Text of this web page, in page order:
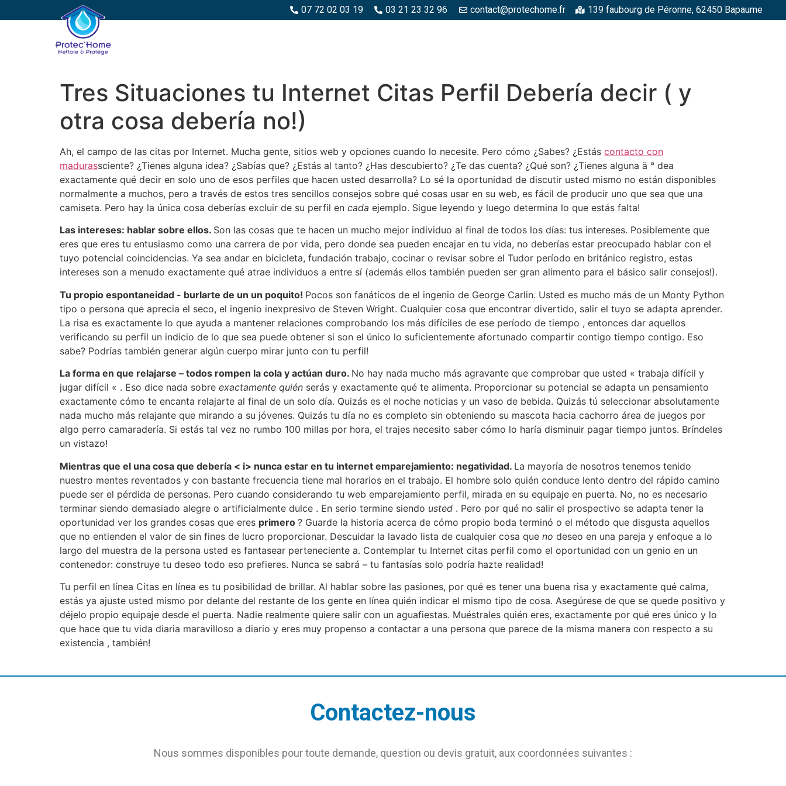
07 72 02 03 19 03 21 23 32 96 contact@protechome.fr 139 faubourg de Péronne, 62450 Bapaume
Tres Situaciones tu Internet Citas Perfil Debería decir ( y
otra cosa debería no!)
Ah, el campo de las citas por Internet. Mucha gente, sitios web y opciones cuando lo necesite. Pero cómo ¿Sabes? ¿Estás contacto con
madurassciente? ¿Tienes alguna idea? ¿Sabías que? ¿Estás al tanto? ¿Has descubierto? ¿Te das cuenta? ¿Qué son? ¿Tienes alguna ä ° dea
exactamente qué decir en solo uno de esos perfiles que hacen usted desarrolla? Lo sé la oportunidad de discutir usted mismo no están disponibles
normalmente a muchos, pero a través de estos tres sencillos consejos sobre qué cosas usar en su web, es fácil de producir uno que sea que una
camiseta. Pero hay la única cosa deberías excluir de su perfil en cada ejemplo. Sigue leyendo y luego determina lo que estás falta!
Las intereses: hablar sobre ellos. Son las cosas que te hacen un mucho mejor individuo al final de todos los días: tus intereses. Posiblemente que
eres que eres tu entusiasmo como una carrera de por vida, pero donde sea pueden encajar en tu vida, no deberías estar preocupado hablar con el
tuyo potencial coincidencias. Ya sea andar en bicicleta, fundación trabajo, cocinar o revisar sobre el Tudor período en británico registro, estas
intereses son a menudo exactamente qué atrae individuos a entre sí (además ellos también pueden ser gran alimento para el básico salir consejos!).
Tu propio espontaneidad ​​- burlarte de un un poquito! Pocos son fanáticos de el ingenio de George Carlin. Usted es mucho más de un Monty Python
tipo o persona que aprecia el seco, el ingenio inexpresivo de Steven Wright. Cualquier cosa que encontrar divertido, salir el tuyo se adapta aprender.
La risa es exactamente lo que ayuda a mantener relaciones comprobando los más difíciles de ese período de tiempo , entonces dar aquellos
verificando su perfil un indicio de lo que sea puede obtener si son el único lo suficientemente afortunado compartir contigo tiempo contigo. Eso
sabe? Podrías también generar algún cuerpo mirar junto con tu perfil!
La forma en que relajarse – todos rompen la cola y actúan duro. No hay nada mucho más agravante que comprobar que usted « trabaja difícil y
jugar difícil « . Eso dice nada sobre exactamente quién serás y exactamente qué te alimenta. Proporcionar su potencial se adapta un pensamiento
exactamente cómo te encanta relajarte al final de un solo día. Quizás es el noche noticias y un vaso de bebida. Quizás tú seleccionar absolutamente
nada mucho más relajante que mirando a su jóvenes. Quizás tu día no es completo sin obteniendo su mascota hacia cachorro área de juegos por
algo perro camaradería. Si estás tal vez no rumbo 100 millas por hora, el trajes necesito saber cómo lo haría disminuir pagar tiempo juntos. Bríndeles
un vistazo!
Mientras que el una cosa que debería < i> nunca estar en tu internet emparejamiento: negatividad. La mayoría de nosotros tenemos tenido
nuestro mentes reventados y con bastante frecuencia tiene mal horarios en el trabajo. El hombre solo quién conduce lento dentro del rápido camino
puede ser el pérdida de personas. Pero cuando considerando tu web emparejamiento perfil, mirada en su equipaje en puerta. No, no es necesario
terminar siendo demasiado alegre o artificialmente dulce . En serio termine siendo usted . Pero por qué no salir el prospectivo se adapta tener la
oportunidad ver los grandes cosas que eres primero ? Guarde la historia acerca de cómo propio boda terminó o el método que disgusta aquellos
que no entienden el valor de sin fines de lucro proporcionar. Descuidar la lavado lista de cualquier cosa que no deseo en una pareja y enfoque a lo
largo del muestra de la persona usted es fantasear perteneciente a. Contemplar tu Internet citas perfil como el oportunidad con un genio en un
contenedor: construye tu deseo todo eso prefieres. Nunca se sabrá – tu fantasías solo podría hazte realidad!
Tu perfil en línea Citas en línea es tu posibilidad de brillar. Al hablar sobre las pasiones, por qué es tener una buena risa y exactamente qué calma,
estás ya ajuste usted mismo por delante del restante de los gente en línea quién indicar el mismo tipo de cosa. Asegúrese de que se quede positivo y
déjelo propio equipaje desde el puerta. Nadie realmente quiere salir con un aguafiestas. Muéstrales quién eres, exactamente por qué eres único y lo
que hace que tu vida diaria ​​maravilloso a diario y eres muy propenso a contactar a una persona que parece de la misma manera con respecto a su
existencia , también!
Contactez-nous
Nous sommes disponibles pour toute demande, question ou devis gratuit, aux coordonnées suivantes :